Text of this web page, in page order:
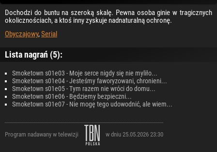
Dochodzi do buntu na szeroką skalę. Pewna osoba ginie w tragicznych
okolicznościach, a ktoś inny zyskuje nadnaturalną ochronę.
Obyczajowy,Serial
Lista nagrań (5):
Smoketown s01e03 - Moje serce nigdy się nie myliło...
Smoketown s01e04 - Jesteśmy faworyzowani, chronieni...
Smoketown s01e05 - Tym razem nie wróci do domu...
Smoketown s01e06 - Będziemy bezpieczni...
Smoketown s01e07 - Nie mogę tego udowodnić, ale wiem...
Program nadawany w telewizji w dniu 25.05.2026 23:30